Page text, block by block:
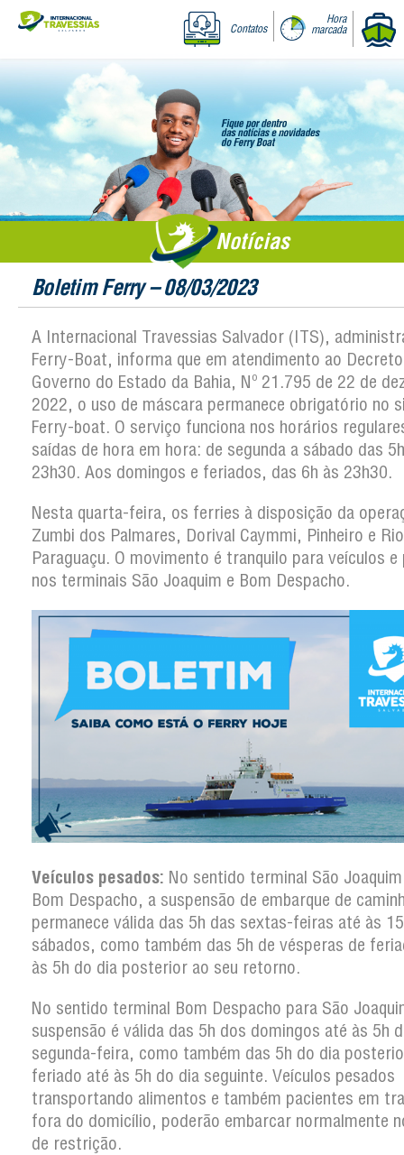
Contatos
Hora
marcada
Notícias
Boletim Ferry – 08/03/2023
A Internacional Travessias Salvador (ITS),
Ferry-Boat, informa que em atendimento ao
Governo do Estado da Bahia, Nº 21.795 de 22 de
2022, o uso de máscara permanece obrigatório no
Ferry-boat. O serviço funciona nos horários
saídas de hora em hora: de segunda a sábado das
23h30. Aos domingos e feriados, das 6h às 23h30.
Nesta quarta-feira, os ferries à disposição da
Zumbi dos Palmares, Dorival Caymmi, Pinheiro e Rio
Paraguaçu. O movimento é tranquilo para veículos
nos terminais São Joaquim e Bom Despacho.
Veículos pesados: No sentido terminal São
Bom Despacho, a suspensão de embarque de
permanece válida das 5h das sextas-feiras até às
sábados, como também das 5h de vésperas de
às 5h do dia posterior ao seu retorno.
No sentido terminal Bom Despacho para São
suspensão é válida das 5h dos domingos até às 5h
segunda-feira, como também das 5h do dia
feriado até às 5h do dia seguinte. Veículos pesados
transportando alimentos e também pacientes em
fora do domicílio, poderão embarcar normalmente
de restrição.